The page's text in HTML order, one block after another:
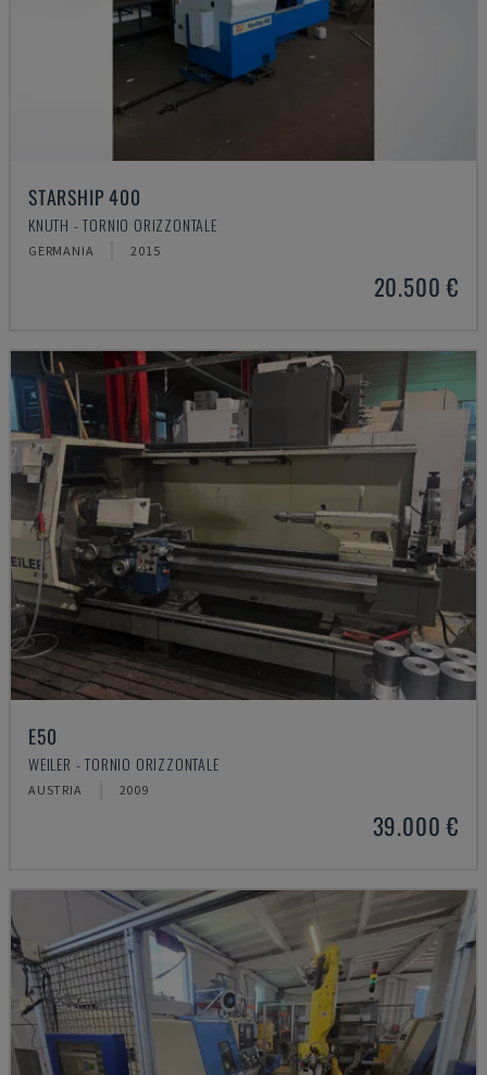
STARSHIP 400
KNUTH - TORNIO ORIZZONTALE
GERMANIA 2015
20.500 €
E50
WEILER - TORNIO ORIZZONTALE
AUSTRIA 2009
39.000 €